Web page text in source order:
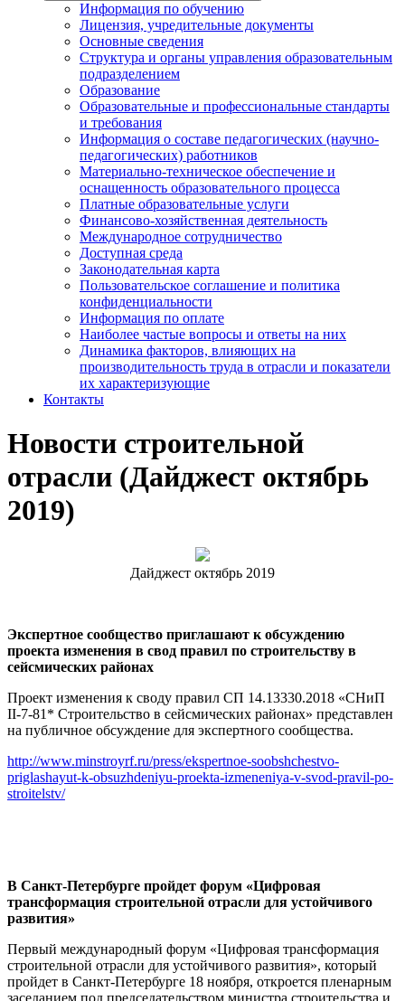
Информация по обучению
Лицензия, учредительные документы
Основные сведения
Структура и органы управления образовательным
подразделением
Образование
Образовательные и профессиональные стандарты
и требования
Информация о составе педагогических (научно-
педагогических) работников
Материально-техническое обеспечение и
оснащенность образовательного процесса
Платные образовательные услуги
Финансово-хозяйственная деятельность
Международное сотрудничество
Доступная среда
Законодательная карта
Пользовательское соглашение и политика
конфиденциальности
Информация по оплате
Наиболее частые вопросы и ответы на них
Динамика факторов, влияющих на
производительность труда в отрасли и показатели
их характеризующие
Контакты
Новости строительной
отрасли (Дайджест октябрь
2019)
Дайджест октябрь 2019
Экспертное сообщество приглашают к обсуждению
проекта изменения в свод правил по строительству в
сейсмических районах
Проект изменения к своду правил СП 14.13330.2018 «СНиП
II-7-81* Строительство в сейсмических районах» представлен
на публичное обсуждение для экспертного сообщества.
http://www.minstroyrf.ru/press/ekspertnoe-soobshchestvo-
priglashayut-k-obsuzhdeniyu-proekta-izmeneniya-v-svod-pravil-po-
stroitelstv/
В Санкт-Петербурге пройдет форум «Цифровая
трансформация строительной отрасли для устойчивого
развития»
Первый международный форум «Цифровая трансформация
строительной отрасли для устойчивого развития», который
пройдет в Санкт-Петербурге 18 ноября, откроется пленарным
заседанием под председательством министра строительства и